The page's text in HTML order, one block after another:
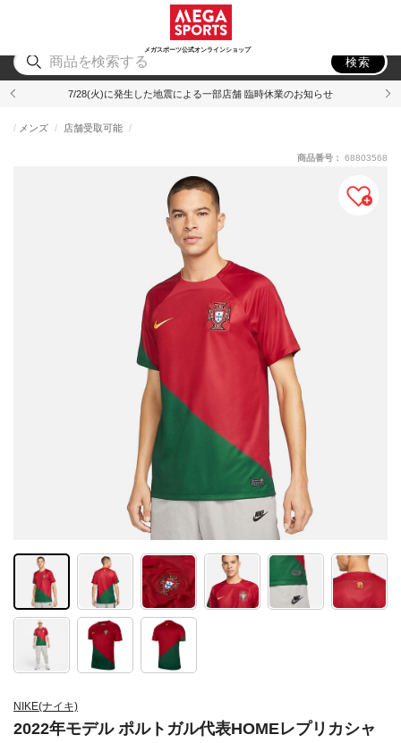
メガスポーツ公式オンラインショップ
アウトドア
検索
7/28(火)に発生した地震による一部店舗 臨時休業のお知らせ
NIKE(ナイキ)
2022年モデル ポルトガル代表HOMEレプリカシャ
メンズ 店舗受取可能
商品番号： 68803568